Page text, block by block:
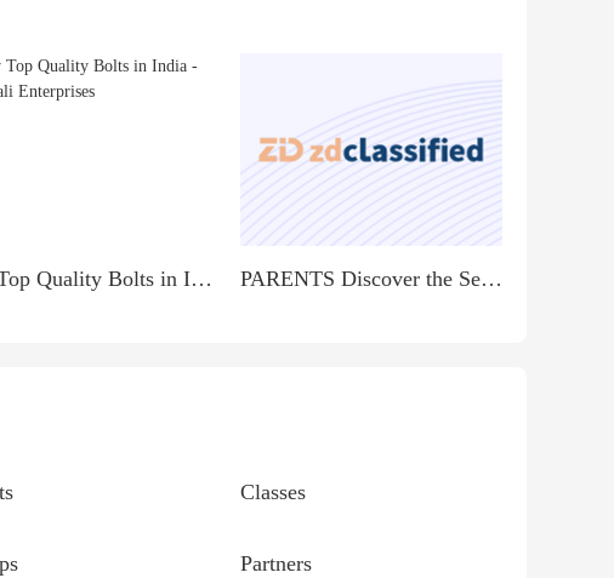
Buy Top Quality Bolts in India - Akbarali Enterprises PARENTS Discover the Secret to Earning $900 Daily from Home!
Classes
Partners